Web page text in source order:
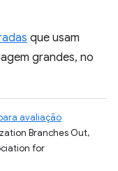
que usam
grandes, no
avaliação
Branches Out,
for